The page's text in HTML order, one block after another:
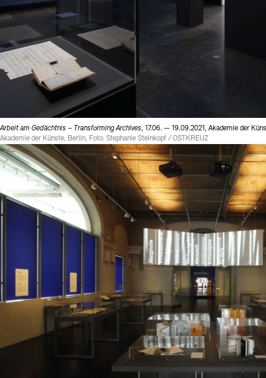
Arbeit am Gedächtnis – Transforming Archives, 17.06. — 19.09.2021, Akademie der
Akademie der Künste, Berlin, Foto: Stephanie Steinkopf / OSTKREUZ